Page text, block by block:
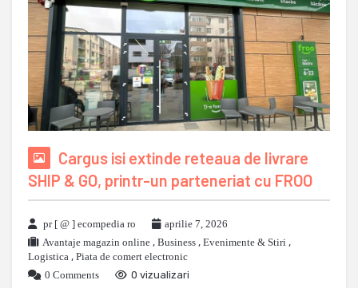
Cargus isi extinde reteaua de livrare
SHIP & GO, printr-un parteneriat cu FROO
pr [ @ ] ecompedia ro
aprilie 7, 2026
Avantaje magazin online , Business , Evenimente & Stiri ,
Logistica , Piata de comert electronic
0 Comments
0 vizualizari